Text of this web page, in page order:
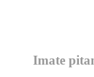
Imate